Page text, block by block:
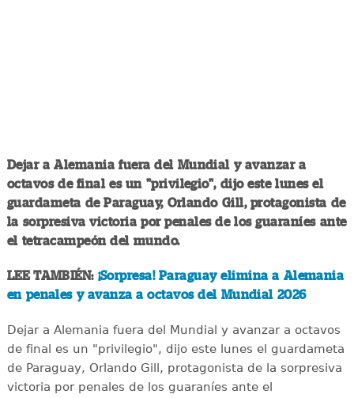
Dejar a Alemania fuera del Mundial y avanzar a
octavos de final es un "privilegio", dijo este lunes el
guardameta de Paraguay, Orlando Gill, protagonista de
la sorpresiva victoria por penales de los guaraníes ante
el tetracampeón del mundo.
LEE TAMBIÉN: ¡Sorpresa! Paraguay elimina a Alemania
en penales y avanza a octavos del Mundial 2026
Dejar a Alemania fuera del Mundial y avanzar a octavos
de final es un "privilegio", dijo este lunes el guardameta
de Paraguay, Orlando Gill, protagonista de la sorpresiva
victoria por penales de los guaraníes ante el